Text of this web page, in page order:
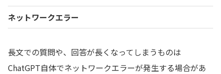
ネットワークエラー
長文での質問や、回答が長くなってしまうものは
ChatGPT自体でネットワークエラーが発生する場合があ